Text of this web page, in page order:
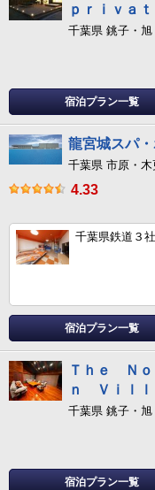
ｐｒｉｖａ
千葉県 銚子・
宿泊プラン一覧
龍宮城スパ
千葉県 市原・
4.33
千葉県鉄道３
宿泊プラン一覧
Ｔｈｅ Ｎ
ｎ Ｖｉｌ
千葉県 銚子・
宿泊プラン一覧